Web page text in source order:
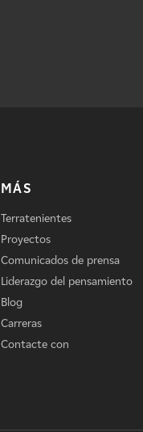
MÁS
Terratenientes
Proyectos
Comunicados de prensa
Liderazgo del pensamiento
Blog
Carreras
Contacte con